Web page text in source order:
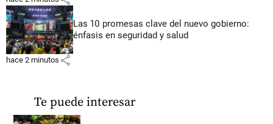
Las 10 promesas clave del nuevo gobierno:
énfasis en seguridad y salud
hace 2 minutos share
Te puede interesar